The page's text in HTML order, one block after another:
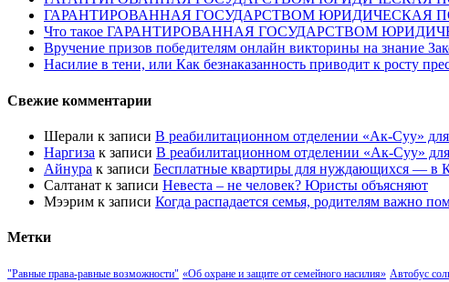
ГАРАНТИРОВАННАЯ ГОСУДАРСТВОМ ЮРИДИЧЕСКАЯ
Что такое ГАРАНТИРОВАННАЯ ГОСУДАРСТВОМ
Вручение призов победителям онлайн викторины на знание
Насилие в тени, или Как безнаказанность приводит к росту
Свежие комментарии
Шерали к записи В реабилитационном отделении «Ак-Суу»
Наргиза к записи В реабилитационном отделении «Ак-Суу»
Айнура к записи Бесплатные квартиры для нуждающихся — в
Салтанат к записи Невеста – не человек? Юристы объясняют
Мээрим к записи Когда распадается семья, родителям важно
Метки
"Равные права-равные возможности" «Об охране и защите от семейного насилия» Автобус